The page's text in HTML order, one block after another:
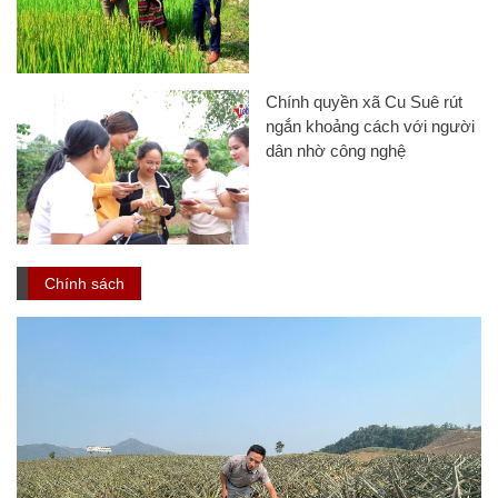
Chính quyền xã Cu Suê rút
ngắn khoảng cách với người
dân nhờ công nghệ
Chính sách